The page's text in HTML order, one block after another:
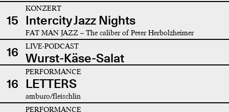
15
KONZERT
Intercity Jazz Nights
FAT MAN JAZZ – The caliber of Peter Herbolzheimer
16 LIVE-PODCAST
Wurst-Käse-Salat
16
PERFORMANCE
LETTERS
amburo/fleischlin
PERFORMANCE